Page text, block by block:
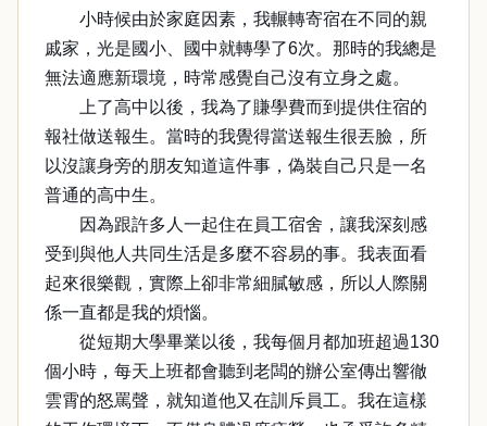
小時候由於家庭因素，我輾轉寄宿在不同的親
戚家，光是國小、國中就轉學了6次。那時的我總是
無法適應新環境，時常感覺自己沒有立身之處。
上了高中以後，我為了賺學費而到提供住宿的
報社做送報生。當時的我覺得當送報生很丟臉，所
以沒讓身旁的朋友知道這件事，偽裝自己只是一名
普通的高中生。
因為跟許多人一起住在員工宿舍，讓我深刻感
受到與他人共同生活是多麼不容易的事。我表面看
起來很樂觀，實際上卻非常細膩敏感，所以人際關
係一直都是我的煩惱。
從短期大學畢業以後，我每個月都加班超過130
個小時，每天上班都會聽到老闆的辦公室傳出響徹
雲霄的怒罵聲，就知道他又在訓斥員工。我在這樣